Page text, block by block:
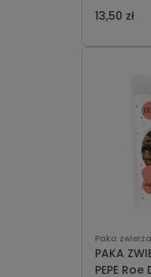
13,50 zł
Paka
PAKA
PEPE